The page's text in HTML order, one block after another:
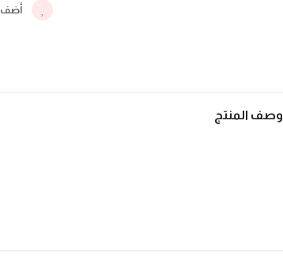
أضف
وصف المنتج